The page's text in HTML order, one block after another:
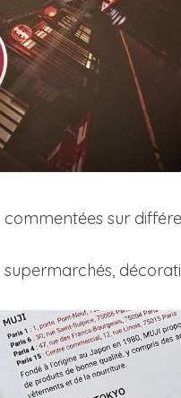
commentées sur
supermarchés,